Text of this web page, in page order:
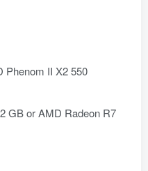
Phenom II X2 550
GB or AMD Radeon R7